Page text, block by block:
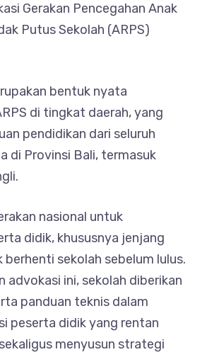
Gerakan Pencegahan Anak
Putus Sekolah (ARPS)
bentuk nyata
di tingkat daerah, yang
pendidikan dari seluruh
di Provinsi Bali, termasuk
nasional untuk
didik, khususnya jenjang
berhenti sekolah sebelum lulus.
advokasi ini, sekolah diberikan
panduan teknis dalam
peserta didik yang rentan
menyusun strategi